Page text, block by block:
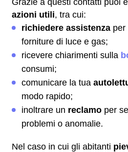
Grazie a questi contatti puoi
azioni utili, tra cui:
richiedere assistenza per
forniture di luce e gas;
ricevere chiarimenti sulla
consumi;
comunicare la tua
modo rapido;
inoltrare un reclamo per
problemi o anomalie.
Nel caso in cui gli abitanti